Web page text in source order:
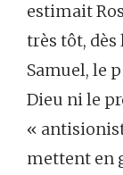
estimait
très tôt, dès
Samuel, le
Dieu ni le
«
mettent en